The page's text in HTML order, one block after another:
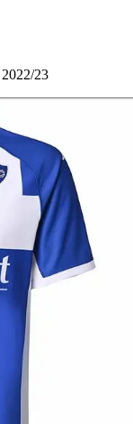
23